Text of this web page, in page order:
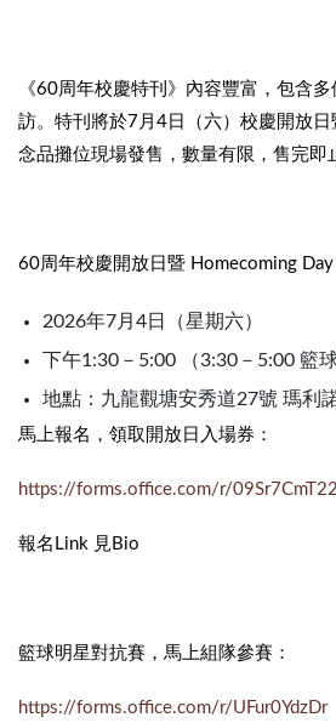
《60周年校慶特刊》內容豐富，包含
訪。特刊將於7月4日（六）校慶開放
念品攤位現場發售，數量有限，售完即
60周年校慶開放日暨 Homecoming
2026年7月4日（星期六）
下午1:30－5:00 （3:30－5:00 籃
地點：九龍觀塘安秀道27號 瑪利
馬上報名，領取開放日入場券：
https://forms.office.com/r/09Sr7CmT22
報名Link 見Bio
籃球明星對抗賽，馬上組隊參賽：
https://forms.office.com/r/UFur0YdzDr